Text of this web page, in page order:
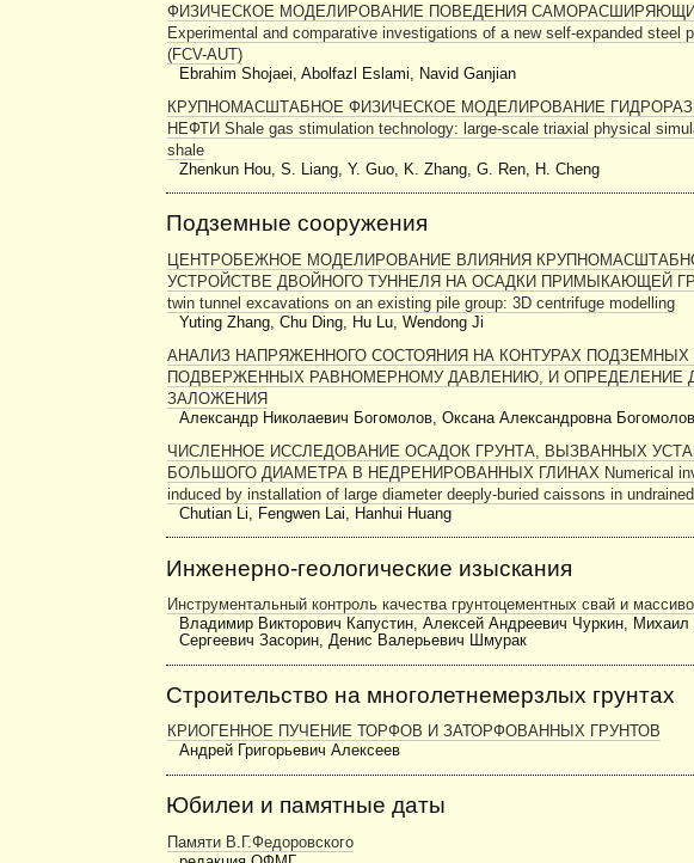
ФИЗИЧЕСКОЕ МОДЕЛИРОВАНИЕ ПОВЕДЕНИЯ
Experimental and comparative investigations of a new self-expanded steel
(FCV-AUT)
Ebrahim Shojaei, Abolfazl Eslami, Navid Ganjian
КРУПНОМАСШТАБНОЕ ФИЗИЧЕСКОЕ МОДЕЛИРОВАНИЕ
НЕФТИ Shale gas stimulation technology: large-scale triaxial physical
shale
Zhenkun Hou, S. Liang, Y. Guo, K. Zhang, G. Ren, H. Cheng
Подземные сооружения
ЦЕНТРОБЕЖНОЕ МОДЕЛИРОВАНИЕ ВЛИЯНИЯ
УСТРОЙСТВЕ ДВОЙНОГО ТУННЕЛЯ НА ОСАДКИ ПРИМЫКАЮЩЕЙ
twin tunnel excavations on an existing pile group: 3D centrifuge modelling
Yuting Zhang, Chu Ding, Hu Lu, Wendong Ji
АНАЛИЗ НАПРЯЖЕННОГО СОСТОЯНИЯ НА КОНТУРАХ
ПОДВЕРЖЕННЫХ РАВНОМЕРНОМУ ДАВЛЕНИЮ, И ОПРЕДЕЛЕНИЕ
ЗАЛОЖЕНИЯ
Александр Николаевич Богомолов, Оксана Александровна
ЧИСЛЕННОЕ ИССЛЕДОВАНИЕ ОСАДОК ГРУНТА, ВЫЗВАННЫХ
БОЛЬШОГО ДИАМЕТРА В НЕДРЕНИРОВАННЫХ ГЛИНАХ Numerical
induced by installation of large diameter deeply-buried caissons in
Chutian Li, Fengwen Lai, Hanhui Huang
Инженерно-геологические изыскания
Инструментальный контроль качества грунтоцементных свай и
Владимир Викторович Капустин, Алексей Андреевич Чуркин,
Сергеевич Засорин, Денис Валерьевич Шмурак
Строительство на многолетнемерзлых грунтах
КРИОГЕННОЕ ПУЧЕНИЕ ТОРФОВ И ЗАТОРФОВАННЫХ ГРУНТОВ
Андрей Григорьевич Алексеев
Юбилеи и памятные даты
Памяти В.Г.Федоровского